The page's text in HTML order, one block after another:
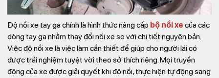
Độ nồi xe tay ga chính là hình thức nâng cấp bộ nồi xe của các
dòng tay ga nhằm thay đổi nồi xe so với chi tiết nguyên bản.
Việc độ nồi xe là việc làm cần thiết để giúp cho người lái có
được trải nghiệm tuyệt vời theo sở thích riêng. Mọi truyền
động của xe được giải quyết khi độ nồi, thực hiện tự động sang